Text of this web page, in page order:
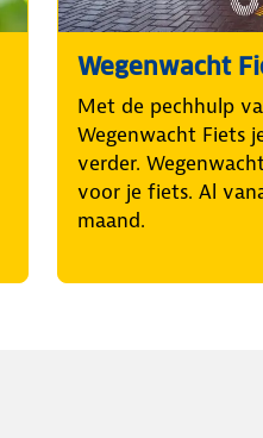
Wegenwacht
Met de pechhulp
Wegenwacht Fiets
verder.
voor je fiets. Al
maand.